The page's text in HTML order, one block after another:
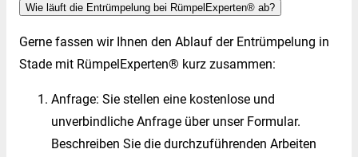
Wie läuft die Entrümpelung bei RümpelExperten® ab?
Gerne fassen wir Ihnen den Ablauf der Entrümpelung in
Stade mit RümpelExperten® kurz zusammen:
Anfrage: Sie stellen eine kostenlose und
unverbindliche Anfrage über unser Formular.
Beschreiben Sie die durchzuführenden Arbeiten